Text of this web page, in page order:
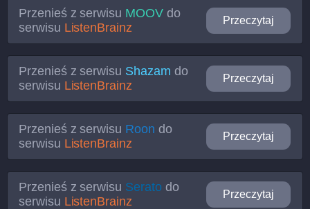
Przenieś z serwisu MOOVdo
serwisu ListenBrainz
Przeczytaj
Przenieś z serwisu Shazam do
serwisu ListenBrainz
Przeczytaj
Przenieś z serwisu Roon do
serwisu ListenBrainz
Przeczytaj
Przenieś z serwisu Serato do
serwisu ListenBrainz
Przeczytaj